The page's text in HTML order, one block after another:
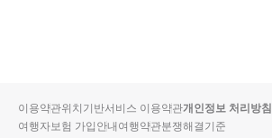
입니
다.
순
상
이용약관위치기반서비스 이용약관개인정보 처리방침
여행자보험 가입안내여행약관분쟁해결기준